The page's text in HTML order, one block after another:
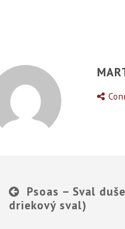
Psoas – Sval
driekový sval)